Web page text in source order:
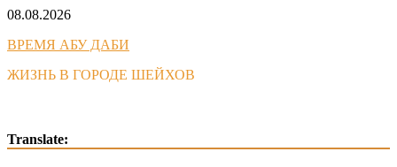
Skip
content
08.08.2026
ВРЕМЯ АБУ ДАБИ
ЖИЗНЬ В ГОРОДЕ ШЕЙХОВ
Translate: